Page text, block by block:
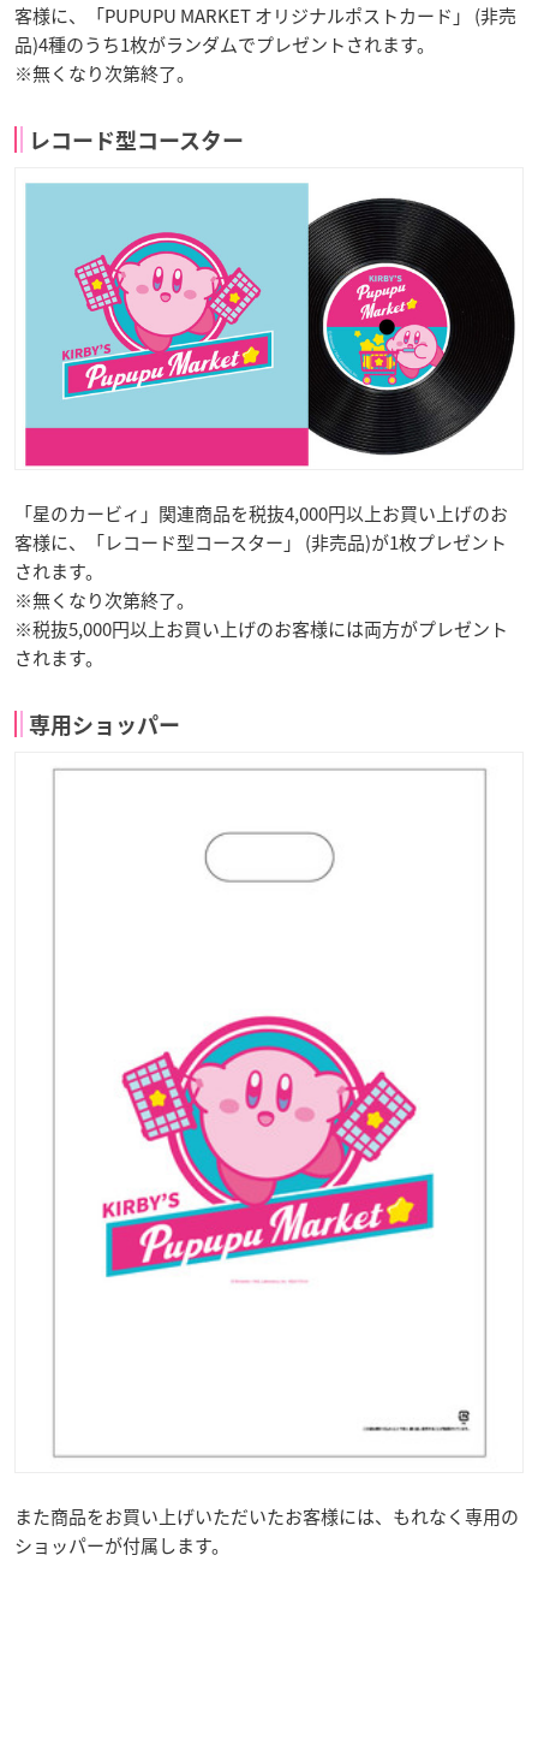
客様に、「PUPUPU MARKET オリジナルポストカード」 (非売
品)4種のうち1枚がランダムでプレゼントされます。
※無くなり次第終了。
レコード型コースター
「星のカービィ」関連商品を税抜4,000円以上お買い上げのお
客様に、「レコード型コースター」 (非売品)が1枚プレゼント
されます。
※無くなり次第終了。
※税抜5,000円以上お買い上げのお客様には両方がプレゼント
されます。
専用ショッパー
また商品をお買い上げいただいたお客様には、もれなく専用の
ショッパーが付属します。